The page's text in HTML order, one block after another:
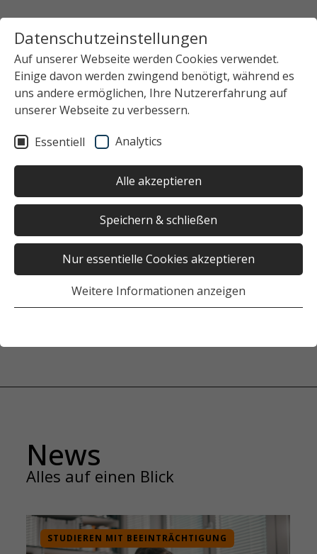
Datenschutzeinstellungen
Auf unserer Webseite werden Cookies verwendet.
Einige davon werden zwingend benötigt, während es
uns andere ermöglichen, Ihre Nutzererfahrung auf
unserer Webseite zu verbessern.
Essentiell Analytics
Alle akzeptieren
Speichern & schließen
Nur essentielle Cookies akzeptieren
Weitere Informationen anzeigen
Startseite
Das Studierendenwerk Hamburg
Newsübersicht
News-Detailansicht
Keinen Beitrag ausgewählt
War die Seite hilfreich?
Ja Nein
News
Alles auf einen Blick
STUDIEREN MIT BEEINTRÄCHTIGUNG